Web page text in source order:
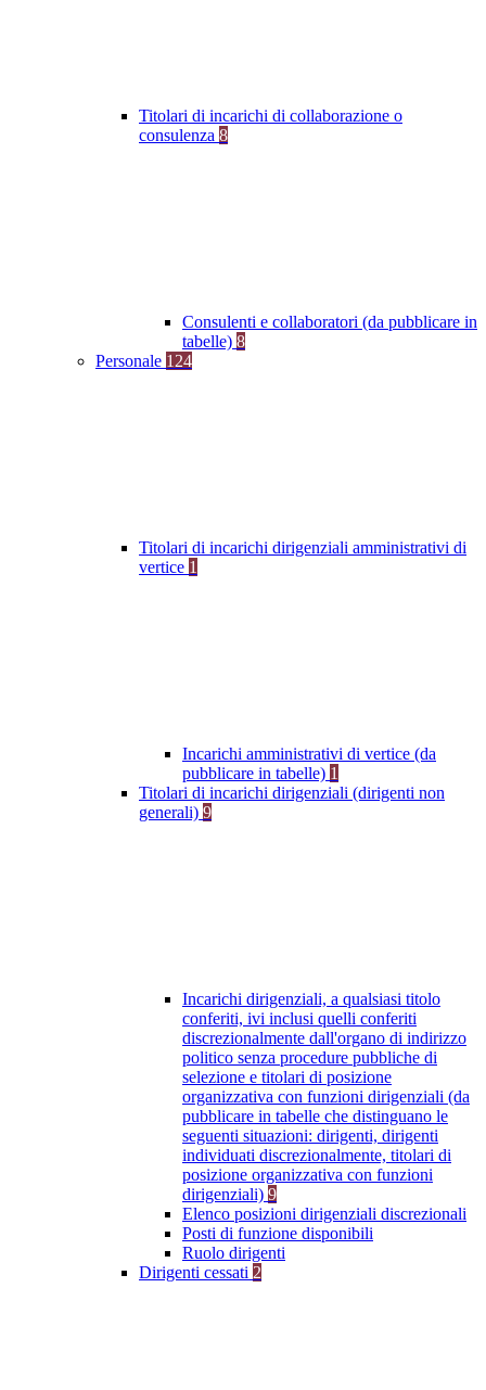
Titolari di incarichi di collaborazione o
consulenza 8
Consulenti e collaboratori (da pubblicare in
tabelle) 8
Personale 124
Titolari di incarichi dirigenziali amministrativi di
vertice 1
Incarichi amministrativi di vertice (da
pubblicare in tabelle) 1
Titolari di incarichi dirigenziali (dirigenti non
generali) 9
Incarichi dirigenziali, a qualsiasi titolo
conferiti, ivi inclusi quelli conferiti
discrezionalmente dall'organo di indirizzo
politico senza procedure pubbliche di
selezione e titolari di posizione
organizzativa con funzioni dirigenziali (da
pubblicare in tabelle che distinguano le
seguenti situazioni: dirigenti, dirigenti
individuati discrezionalmente, titolari di
posizione organizzativa con funzioni
dirigenziali) 9
Elenco posizioni dirigenziali discrezionali
Posti di funzione disponibili
Ruolo dirigenti
Dirigenti cessati 2